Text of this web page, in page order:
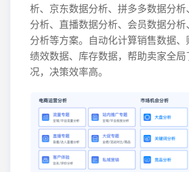
析、京东数据分析、拼多多数据分
分析、直播数据分析、会员数据分
分析等方案。自动化计算销售数据、
绩效数据、库存数据，帮助卖家全
况，决策效率高。